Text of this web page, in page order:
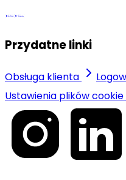
Przydatne linki
Obsługa klienta
Ustawienia plików cookie